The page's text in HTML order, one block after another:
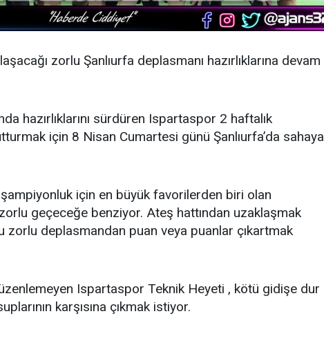
zorlu Şanlıurfa deplasmanı hazırlıklarına devam
hazırlıklarını sürdüren Ispartaspor 2 haftalık
için 8 Nisan Cumartesi günü Şanlıurfa’da sahaya
şampiyonluk için en büyük favorilerden biri olan
geçeceğe benziyor. Ateş hattından uzaklaşmak
zorlu deplasmandan puan veya puanlar çıkartmak
Ispartaspor Teknik Heyeti , kötü gidişe dur
karşısına çıkmak istiyor.